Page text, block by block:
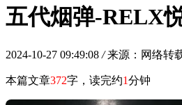
五代烟弹-RELX
2024-10-27 09:49:08 / 来源：网络转
本篇文章372字，读完约1分钟